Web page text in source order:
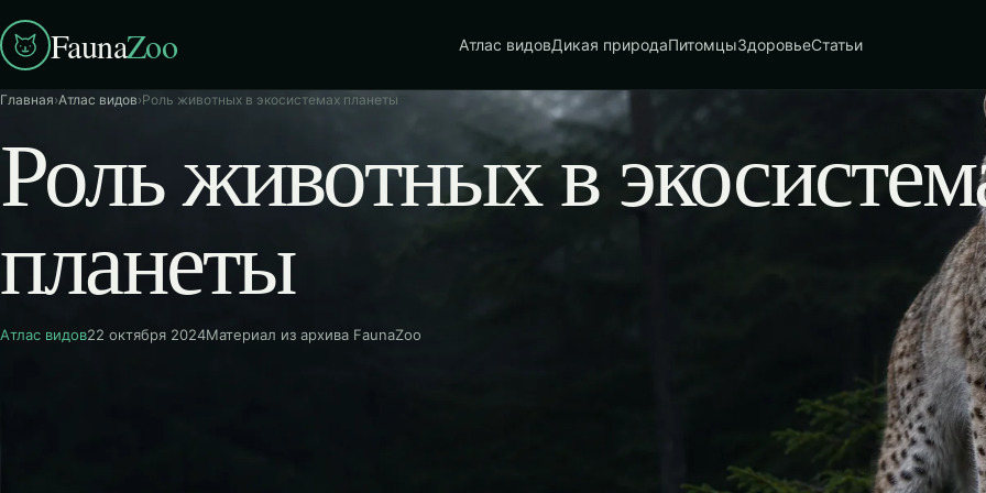
FaunaZoo Атлас видовДикая природаПитомцыЗдоровьеСтатьи
Главная›Атлас видов›Роль животных в экосистемах планеты
Роль животных в
планеты
Атлас видов22 октября 2024Материал из архива FaunaZoo